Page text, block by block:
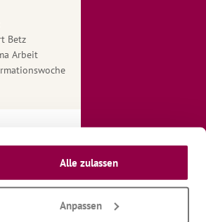
Alle zulassen
Anpassen
Betz
Arbeit